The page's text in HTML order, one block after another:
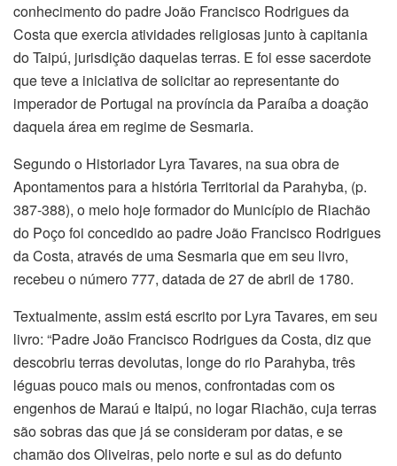
conhecimento do padre João Francisco Rodrigues da
Costa que exercia atividades religiosas junto à capitania
do Taipú, jurisdição daquelas terras. E foi esse sacerdote
que teve a iniciativa de solicitar ao representante do
imperador de Portugal na província da Paraíba a doação
daquela área em regime de Sesmaria.
Segundo o Historiador Lyra Tavares, na sua obra de
Apontamentos para a história Territorial da Parahyba, (p.
387-388), o meio hoje formador do Município de Riachão
do Poço foi concedido ao padre João Francisco Rodrigues
da Costa, através de uma Sesmaria que em seu livro,
recebeu o número 777, datada de 27 de abril de 1780.
Textualmente, assim está escrito por Lyra Tavares, em seu
livro: “Padre João Francisco Rodrigues da Costa, diz que
descobriu terras devolutas, longe do rio Parahyba, três
léguas pouco mais ou menos, confrontadas com os
engenhos de Maraú e Itaipú, no logar Riachão, cuja terras
são sobras das que já se consideram por datas, e se
chamão dos Oliveiras, pelo norte e sul as do defunto